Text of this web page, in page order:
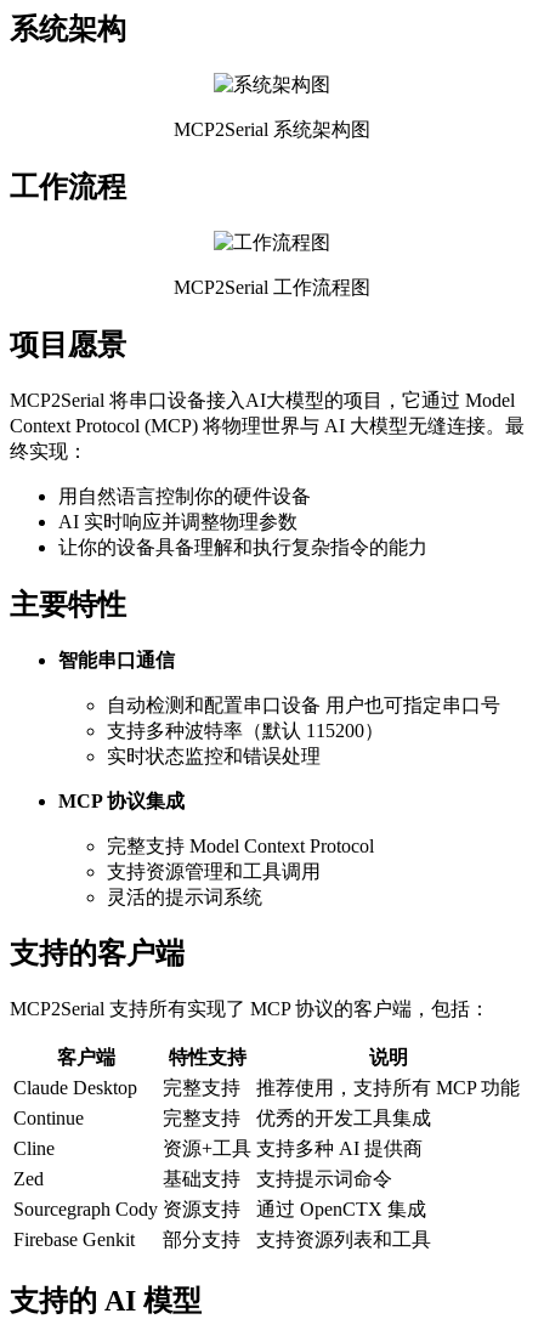
系统架构
MCP2Serial 系统架构图
工作流程
MCP2Serial 工作流程图
项目愿景
MCP2Serial 将串口设备接入AI大模型的项目，它通过 Model
Context Protocol (MCP) 将物理世界与 AI 大模型无缝连接。最
终实现：
用自然语言控制你的硬件设备
AI 实时响应并调整物理参数
让你的设备具备理解和执行复杂指令的能力
主要特性
智能串口通信
自动检测和配置串口设备 用户也可指定串口号
支持多种波特率（默认 115200）
实时状态监控和错误处理
MCP 协议集成
完整支持 Model Context Protocol
支持资源管理和工具调用
灵活的提示词系统
支持的客户端
MCP2Serial 支持所有实现了 MCP 协议的客户端，包括：
客户端 特性支持
说明
Claude Desktop
完整支持
推荐使用，支持所有 MCP 功能
Continue
完整支持
优秀的开发工具集成
Cline
资源+工具 支持多种 AI 提供商
Zed
基础支持
支持提示词命令
Sourcegraph Cody 资源支持
通过 OpenCTX 集成
Firebase Genkit
部分支持 支持资源列表和工具
支持的 AI 模型